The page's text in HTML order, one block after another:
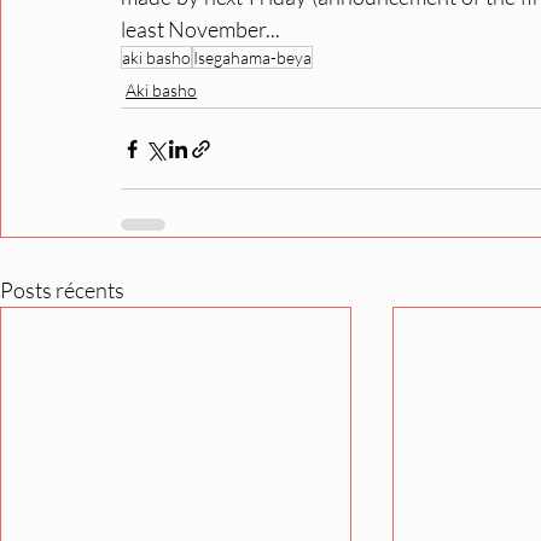
least November...
aki basho Isegahama-beya
Aki basho
Posts récents